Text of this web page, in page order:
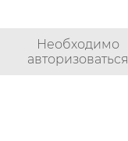
Необходимо
авторизоваться